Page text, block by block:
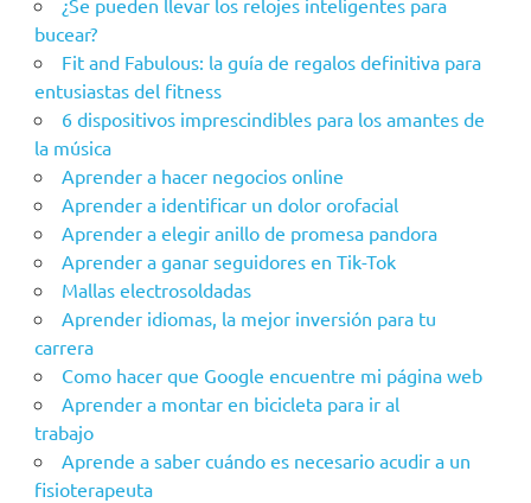
¿Se pueden llevar los relojes inteligentes para
bucear?
Fit and Fabulous: la guía de regalos definitiva para
entusiastas del fitness
6 dispositivos imprescindibles para los amantes de
la música
Aprender a hacer negocios online
Aprender a identificar un dolor orofacial
Aprender a elegir anillo de promesa pandora
Aprender a ganar seguidores en Tik-Tok
Mallas electrosoldadas
Aprender idiomas, la mejor inversión para tu
carrera
Como hacer que Google encuentre mi página web
Aprender a montar en bicicleta para ir al
trabajo
Aprende a saber cuándo es necesario acudir a un
fisioterapeuta